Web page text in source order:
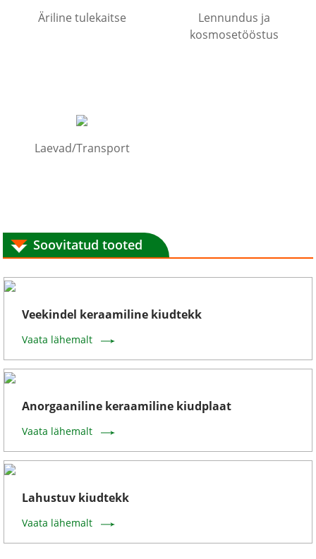
Äriline tulekaitse
Lennundus ja
kosmosetööstus
Laevad/Transport
Soovitatud tooted
Veekindel keraamiline kiudtekk
Vaata lähemalt
Anorgaaniline keraamiline kiudplaat
Vaata lähemalt
Lahustuv kiudtekk
Vaata lähemalt